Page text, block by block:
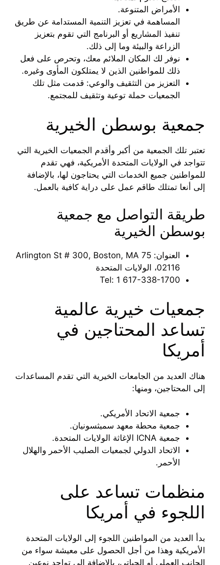
الأمراض المتنوعة.
المساهمة في تعزيز التنمية المستدامة عن طريق
تنفيذ المشاريع أو البرنامج التي تقوم بتعزيز
الزراعة والبيئة وما إلى ذلك.
نوفر لك المكان الملائم معك، وتحرص على فعل
ذلك للمواطنين الذين لا يمتلكون المأوى وغيره.
التعزيز من التثقيف والوعي: قدمت مثل تلك
الجمعيات حملة توعية وتثقيف للمجتمع.
جمعية بوسطن الخيرية
تعتبر تلك الجمعية من أكبر وأقدم الجمعيات الخيرية التي
تتواجد في الولايات المتحدة الأمريكية، فهي تقدم
للمواطنين جميع الخدمات التي يحتاجون لها، بالإضافة
إلى أنعا تمتلك طاقم عمل على دراية كافية بالعمل.
طريقة التواصل مع جمعية
بوسطن الخيرية
العنوان: 75 Arlington St # 300, Boston, MA
02116، الولايات المتحدة
Tel: ‪1 617-338-1700‬‏
جمعيات خيرية عالمية
تساعد المحتاجين في
أمريكا
هناك العديد من الجامعات الخيرية التي تقدم المساعدات
إلى المحتاجين، ومنها:
جمعية الاتحاد الأمريكي.
جمعية محطة معهد سميثسونيان.
جمعية ICNA الإغاثة الولايات المتحدة.
الاتحاد الدولي لجمعيات الصليب الأحمر والهلال
الأحمر.
منظمات تساعد على
اللجوء في أمريكا
بدأ العديد من المواطنين اللجوء إلى الولايات المتحدة
الأمريكية وهذا من أجل الحصول على معيشة سواء من
الجانب العملي أو الحياتي، بالإضافة إلى تواجد نوعين